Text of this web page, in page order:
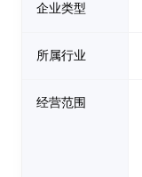
企业类型
所属行业
经营范围